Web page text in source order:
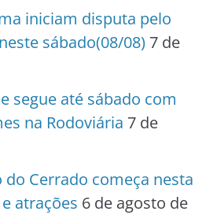
iniciam disputa pelo
sábado(08/08) 7 de
segue até sábado com
na Rodoviária 7 de
do Cerrado começa nesta
atrações 6 de agosto de